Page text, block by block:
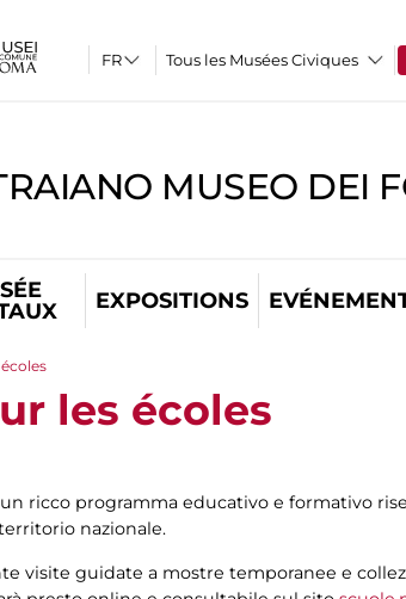
Tous les Musées Civiques
MUSEO DEI
EXPOSITIONS
les écoles
ricco programma educativo e formativo
nazionale.
visite guidate a mostre temporanee e